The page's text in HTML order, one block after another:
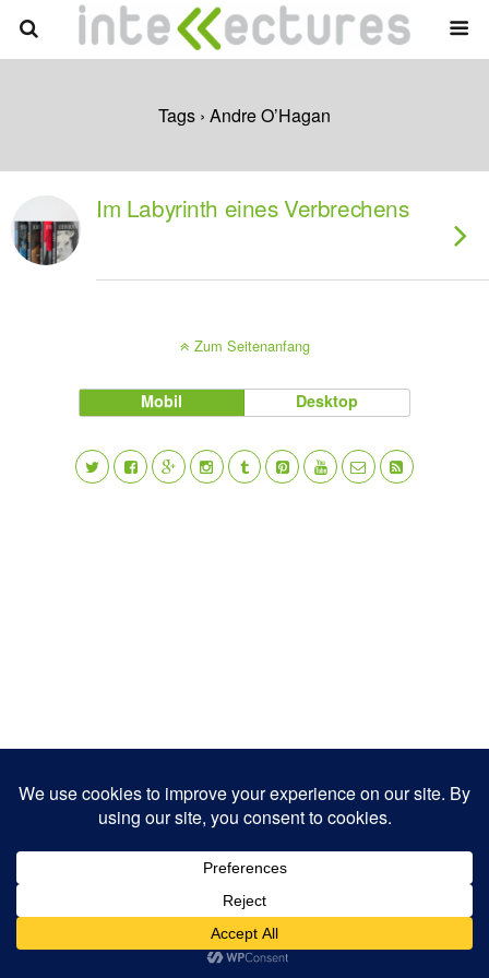
Tags › Andre O’Hagan
Im Labyrinth eines Verbrechens
Zum Seitenanfang
Mobil Desktop